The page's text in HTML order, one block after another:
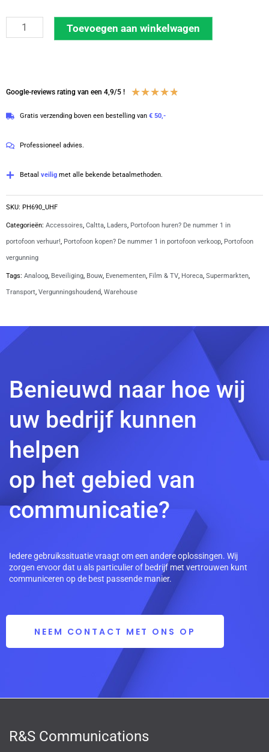
Caltta
PH690
portofoon
lader
aantal
Toevoegen aan winkelwagen
Google-reviews rating van een 4,9/5 ! ★★★★★
Gratis verzending boven een bestelling van € 50,-
Professioneel advies.
Betaal veilig met alle bekende betaalmethoden.
SKU: PH690_UHF
Categorieën: Accessoires Caltta Laders Portofoon huren? De nummer 1 in
portofoon verhuur! Portofoon kopen? De nummer 1 in portofoon verkoop Portofoon
vergunning
Tags: Analoog Beveiliging Bouw Evenementen Film & TV Horeca Supermarkten
Transport Vergunningshoudend Warehouse
Benieuwd naar hoe wij
uw bedrijf kunnen
helpen
op het gebied van
communicatie?
Iedere gebruikssituatie vraagt om een andere oplossingen. Wij
zorgen ervoor dat u als particulier of bedrijf met vertrouwen kunt
communiceren op de best passende manier.
NEEM CONTACT MET ONS OP
R&S Communications